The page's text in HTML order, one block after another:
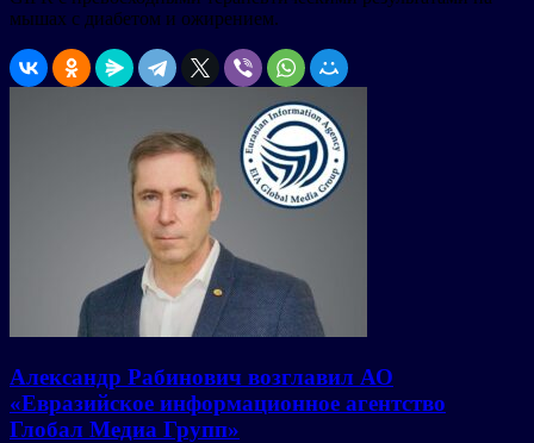
мышах с диабетом и ожирением.
Александр Рабинович возглавил АО
«Евразийское информационное агентство
Глобал Медиа Групп»